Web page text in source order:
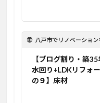
八戸市でリノベーションをするな
【ブログ割り・築35
水回り+LDKリフォ
の９】床材